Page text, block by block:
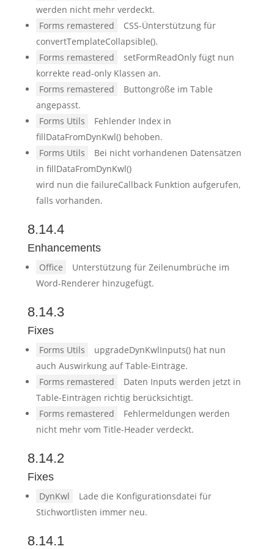
werden nicht mehr verdeckt.
Forms remastered
CSS-Ünterstützung für
convertTemplateCollapsible().
Forms remastered
setFormReadOnly fügt nun
korrekte read-only Klassen an.
Forms remastered
Buttongröße im Table
angepasst.
Forms Utils
Fehlender Index in
fillDataFromDynKwl() behoben.
Forms Utils
Bei nicht vorhandenen Datensätzen
in fillDataFromDynKwl()
wird nun die failureCallback Funktion aufgerufen,
falls vorhanden.
8.14.4
Enhancements
Office
Unterstützung für Zeilenumbrüche im
Word-Renderer hinzugefügt.
8.14.3
Fixes
Forms Utils
upgradeDynKwlInputs() hat nun
auch Auswirkung auf Table-Einträge.
Forms remastered
Daten Inputs werden jetzt in
Table-Einträgen richtig berücksichtigt.
Forms remastered
Fehlermeldungen werden
nicht mehr vom Title-Header verdeckt.
8.14.2
Fixes
DynKwl
Lade die Konfigurationsdatei für
Stichwortlisten immer neu.
8.14.1